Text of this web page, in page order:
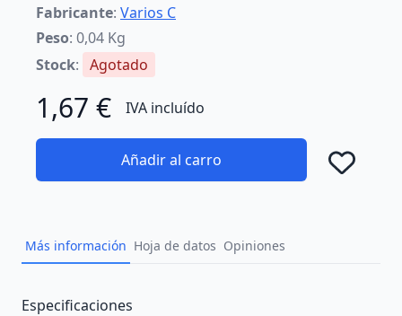
Fabricante: Varios C
Peso: 0,04 Kg
Stock: Agotado
1,67 € IVA incluído
Añadir al carro
Más información Hoja de datos Opiniones
Description
Especificaciones